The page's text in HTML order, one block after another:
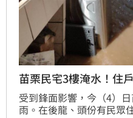
苗栗民宅3樓淹水！住
受到鋒面影響，今（4）
雨。在後龍、頭份有民眾